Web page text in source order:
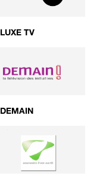
LUXE TV
DEMAIN